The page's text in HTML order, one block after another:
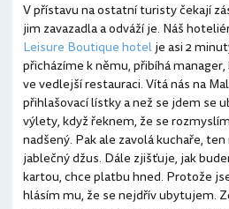
V přístavu na ostatní turisty čekají
jim zavazadla a odváží je. Náš
Leisure Boutique hotelje asi 2
přicházíme k němu, přibíhá
ve vedlejší restauraci. Vítá nás na
přihlašovací lístky a než se jdem se
výlety, když řeknem, že se
nadšený. Pak ale zavolá kuchaře,
jablečný džus. Dále zjišťuje, jak
kartou, chce platbu hned. Protože
hlásím mu, že se nejdřív ubytujem.